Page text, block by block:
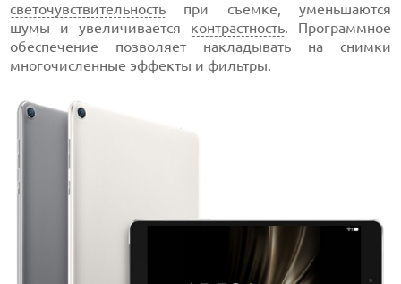
светочувствительность при съемке, уменьшаются
шумы и увеличивается контрастность. Программное
обеспечение позволяет накладывать на снимки
многочисленные эффекты и фильтры.